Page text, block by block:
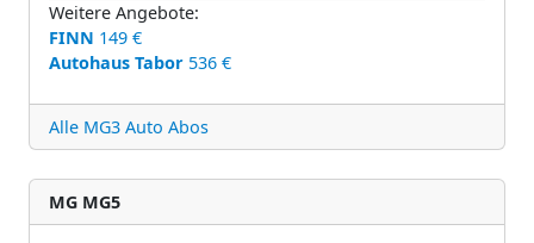
Weitere Angebote:
FINN 149 €
Autohaus Tabor 536 €
Alle MG3 Auto Abos
MG MG5